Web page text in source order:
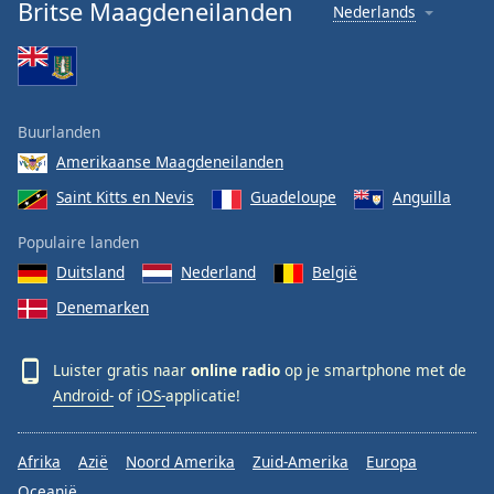
Britse Maagdeneilanden
Nederlands
Buurlanden
Amerikaanse Maagdeneilanden
Saint Kitts en Nevis
Guadeloupe Anguilla
Populaire landen
Duitsland
Nederland
België
Denemarken
Luister gratis naar online radio op je smartphone met de
Android- of iOS-applicatie!
Afrika Azië Noord Amerika Zuid-Amerika
Europa